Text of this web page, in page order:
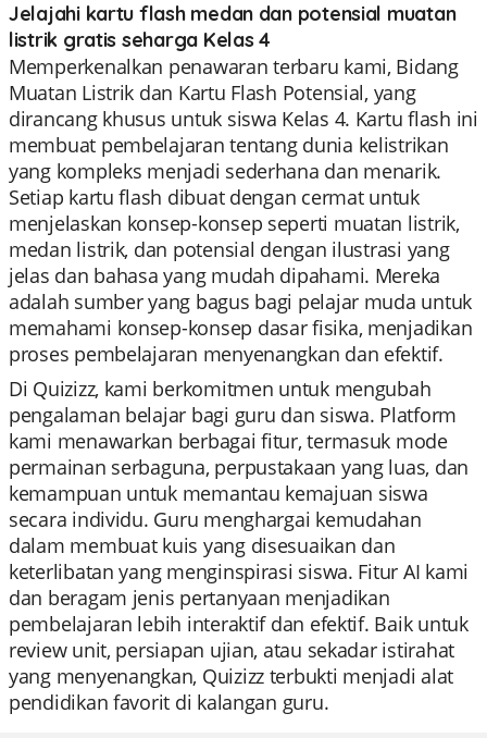
Jelajahi kartu flash medan dan potensial muatan
listrik gratis seharga Kelas 4
Memperkenalkan penawaran terbaru kami, Bidang
Muatan Listrik dan Kartu Flash Potensial, yang
dirancang khusus untuk siswa Kelas 4. Kartu flash ini
membuat pembelajaran tentang dunia kelistrikan
yang kompleks menjadi sederhana dan menarik.
Setiap kartu flash dibuat dengan cermat untuk
menjelaskan konsep-konsep seperti muatan listrik,
medan listrik, dan potensial dengan ilustrasi yang
jelas dan bahasa yang mudah dipahami. Mereka
adalah sumber yang bagus bagi pelajar muda untuk
memahami konsep-konsep dasar fisika, menjadikan
proses pembelajaran menyenangkan dan efektif.
Di Quizizz, kami berkomitmen untuk mengubah
pengalaman belajar bagi guru dan siswa. Platform
kami menawarkan berbagai fitur, termasuk mode
permainan serbaguna, perpustakaan yang luas, dan
kemampuan untuk memantau kemajuan siswa
secara individu. Guru menghargai kemudahan
dalam membuat kuis yang disesuaikan dan
keterlibatan yang menginspirasi siswa. Fitur AI kami
dan beragam jenis pertanyaan menjadikan
pembelajaran lebih interaktif dan efektif. Baik untuk
review unit, persiapan ujian, atau sekadar istirahat
yang menyenangkan, Quizizz terbukti menjadi alat
pendidikan favorit di kalangan guru.